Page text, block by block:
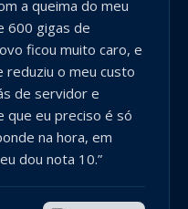
a queima do meu
600 gigas de
ficou muito caro, e
reduziu o meu custo
de servidor e
que eu preciso é só
na hora, em
dou nota 10.”